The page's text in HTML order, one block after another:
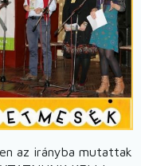
az irányba mutattak